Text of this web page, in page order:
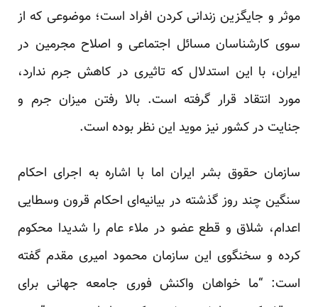
موثر و جایگزین زندانی کردن افراد است؛ موضوعی که از
سوی کار‌شناسان مسائل اجتماعی و اصلاح مجرمین در
ایران، با این استدلال که تاثیری در کاهش جرم ندارد،
مورد انتقاد قرار گرفته است. بالا رفتن میزان جرم و
جنایت در کشور نیز موید این نظر بوده است.
سازمان حقوق بشر ایران اما با اشاره به اجرای احکام
سنگین چند روز گذشته در بیانیه‌ای احکام قرون وسطایی
اعدام، شلاق و قطع عضو در ملاء عام را شدیدا محکوم
کرده و سخنگوی این سازمان محمود امیری مقدم گفته
است: “ما خواهان واکنش فوری جامعه جهانی برای